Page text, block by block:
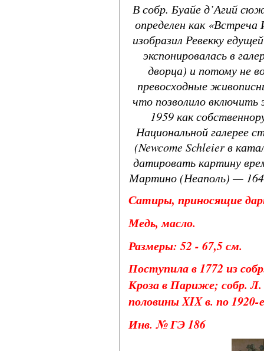
В собр. Буайе д’Агий
определен как
изобразил Ревекку
экспонировалась в
дворца) и потому не
превосходные
что позволило включить
1959 как
Национальной галерее
(Newcome Schleier в
датировать картину
Мартино (Неаполь) —
Сатиры, приносящие
Медь, масло.
Размеры: 52 - 67,5 см.
Поступила в 1772 из
Кроза в Париже; собр.
половины XIX в. по
Инв. № ГЭ 186